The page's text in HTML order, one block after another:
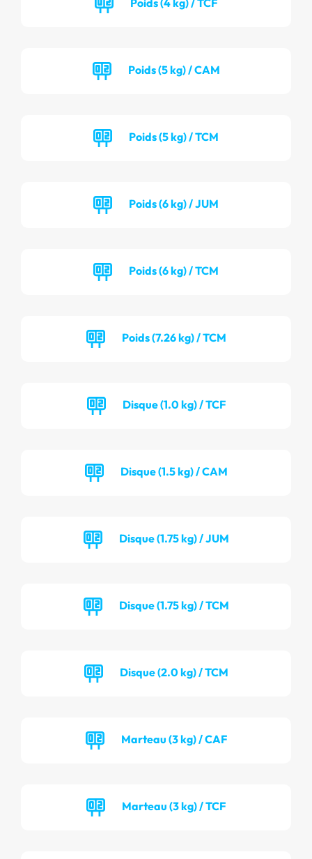
Poids (5 kg) / CAM
Poids (5 kg) / TCM
Poids (6 kg) / JUM
Poids (6 kg) / TCM
Poids (7.26 kg) / TCM
Disque (1.0 kg) / TCF
Disque (1.5 kg) / CAM
Disque (1.75 kg) / JUM
Disque (1.75 kg) / TCM
Disque (2.0 kg) / TCM
Marteau (3 kg) / CAF
Marteau (3 kg) / TCF